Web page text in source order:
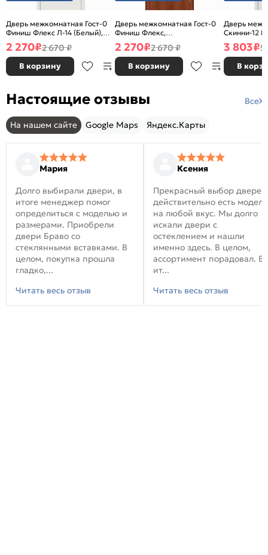
Дверь межкомнатная Гост-0
Финиш Флекс Л-14 (Белый),
глухая, каркасно-щитовая
2 270₽2 670 ₽
В корзину
Дверь межкомнатная Гост-0
Финиш Флекс,
Ламинированные Л-11
(ИталОрех), глухая, каркасно-
щитовая
2 270₽2 670 ₽
В корзину
Дверь
Скинни-12
глухая,
3 803₽5
В
Настоящие отзывы Все
На нашем сайте Google Maps Яндекс.Карты
Мария
Долго выбирали двери, в
итоге менеджер помог
определиться с моделью и
размерами. Приобрели
двери Браво со
стеклянными вставками. В
целом, покупка прошла
гладко,...
Читать весь отзыв
Ксения
Прекрасный выбор
действительно есть модели
на любой вкус. Мы долго
искали двери с
остеклением и нашли
именно здесь. В целом,
ассортимент порадовал. В
ит...
Читать весь отзыв